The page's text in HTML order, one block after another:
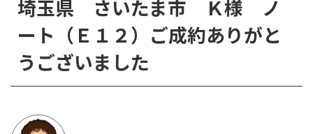
埼玉県 さいたま市 Ｋ様 ノ
ート（Ｅ１２）ご成約ありがと
うございました